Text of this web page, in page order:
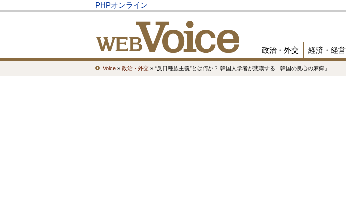
PHPオンライン
政治・外交 経済・経営
Voice » 政治・外交 » “反日種族主義”とは何か？ 韓国人学者が悲嘆する「韓国の良心の麻痺」